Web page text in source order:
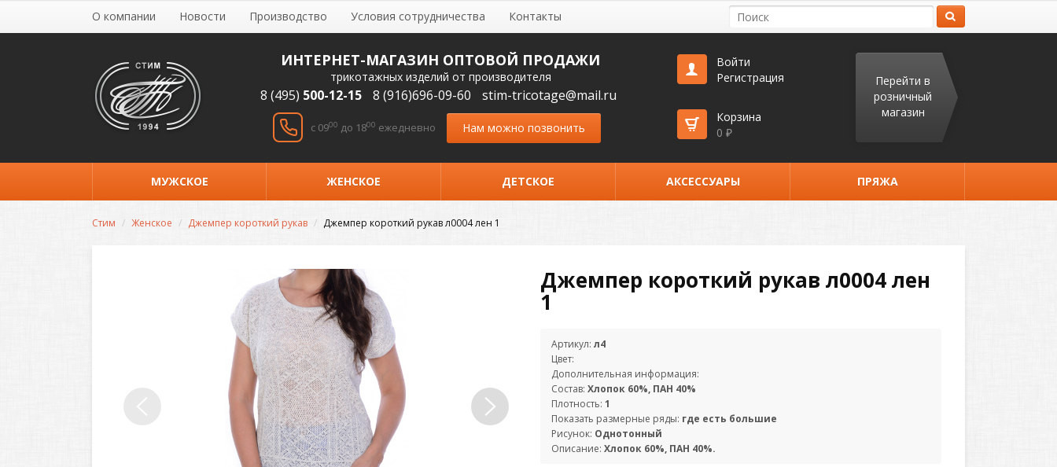
О компании Новости Производство Условия сотрудничества Контакты
ИНТЕРНЕТ-МАГАЗИН ОПТОВОЙ ПРОДАЖИ
трикотажных изделий от производителя
8 (495) 500-12-15 8 (916)696-09-60 stim-tricotage@mail.ru
c 0900 до 1800 ежедневно Нам можно позвонить
Войти
Регистрация
Корзина
0 ₽
Перейти в
розничный
магазин
МУЖСКОЕ ЖЕНСКОЕ ДЕТСКОЕ АКСЕССУАРЫ ПРЯЖА
Стим Женское Джемпер короткий рукав Джемпер короткий рукав л0004 лен 1
Джемпер короткий рукав л0004 лен
1
Артикул: л4
Цвет:
Дополнительная информация:
Состав: Хлопок 60%, ПАН 40%
Плотность: 1
Показать размерные ряды: где есть большие
Рисунок: Однотонный
Описание: Хлопок 60%, ПАН 40%.